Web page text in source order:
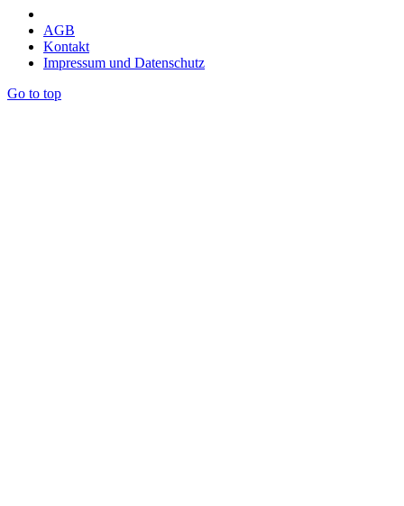
AGB
Kontakt
Impressum und Datenschutz
Go to top